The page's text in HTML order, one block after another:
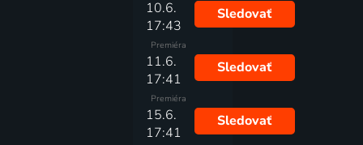
10.6.
17:43
Premiéra
Sledovať
11.6.
17:41
Premiéra
Sledovať
15.6.
17:41
Sledovať